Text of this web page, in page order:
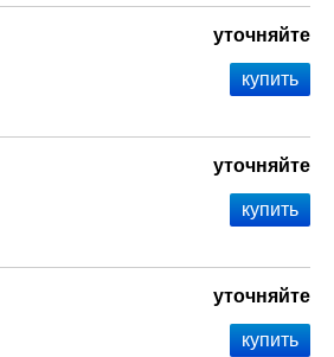
уточняйте
уточняйте
уточняйте